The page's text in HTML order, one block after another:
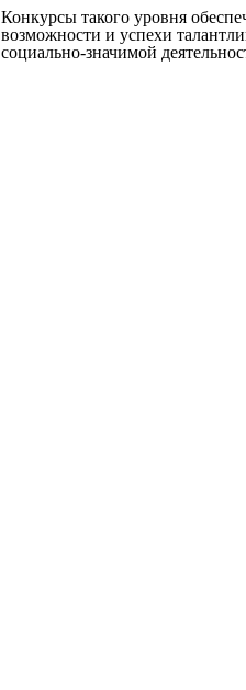
Конкурсы такого уровня
возможности и успехи
социально-значимой